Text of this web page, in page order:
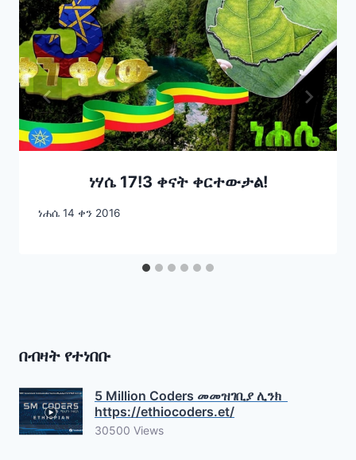
ነሃሴ 17!3 ቀናት ቀርተውታል!
ነሐሴ 14 ቀን 2016
በብዛት የተነበቡ
5 Million Coders መመዝገቢያ ሊንክ
https://ethiocoders.et/
30500 Views